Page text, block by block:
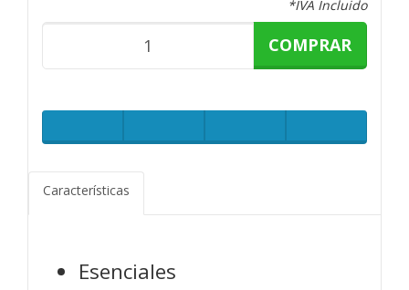
*IVA Incluido
COMPRAR
Características
Esenciales